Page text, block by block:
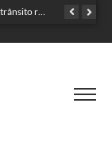
TRAGÉDIA: helicóptero cai e mata quatro pessoas; vítimas eram turistas